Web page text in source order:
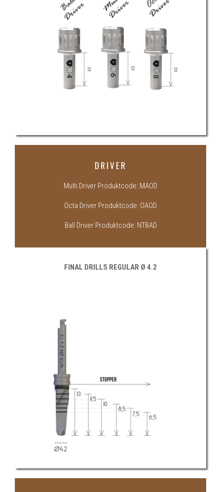
DRIVER
Multi Driver Produktcode: MAOD
Octa Driver Produktcode: OAOD
Ball Driver Produktcode: NTBAD
FINAL DRILLS REGULAR Ø 4.2